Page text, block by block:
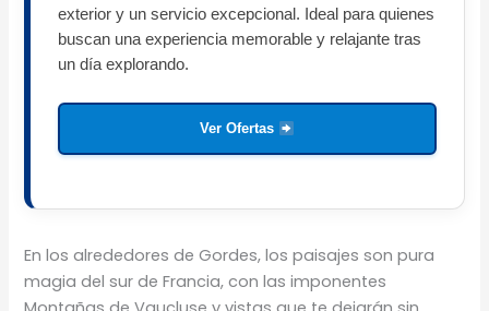
exterior y un servicio excepcional. Ideal para quienes
buscan una experiencia memorable y relajante tras
un día explorando.
Ver Ofertas
En los alrededores de Gordes, los paisajes son pura
magia del sur de Francia, con las imponentes